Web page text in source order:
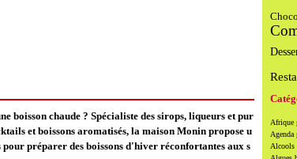
boisson chaude ? Spécialiste des sirops, liqueurs et pur
et boissons aromatisés, la maison Monin propose u
pour préparer des boissons d'hiver réconfortantes aux s
Afrique
Agenda
Alcools